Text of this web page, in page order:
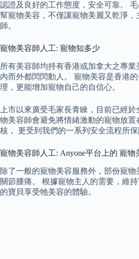
認證及良好的工作態度，安全可靠。
幫寵物美容，不僅讓寵物美麗又乾淨
師。
寵物美容師人工: 寵物知多少
所有美容師均持有香港或加拿大之專
內而外都閃閃動人。 寵物美容是香港
理，更能增加寵物自己的自信心。
上市以來廣受毛家長青睞，目前已經
物美容師會避免將情緒激動的寵物放
核， 更受到我們的一系列安全流程所保
寵物美容師人工: Anyone平台上的 寵
除了一般的寵物美容服務外，部份寵
關節腫痛。 根據寵物主人的需要，維
的寶貝享受牠美容的體驗。